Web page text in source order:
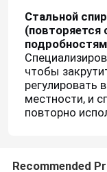
Дом
Видео
Стальной
(повторяется
чтобы
регулировать
местности, и
повторно
Recommended